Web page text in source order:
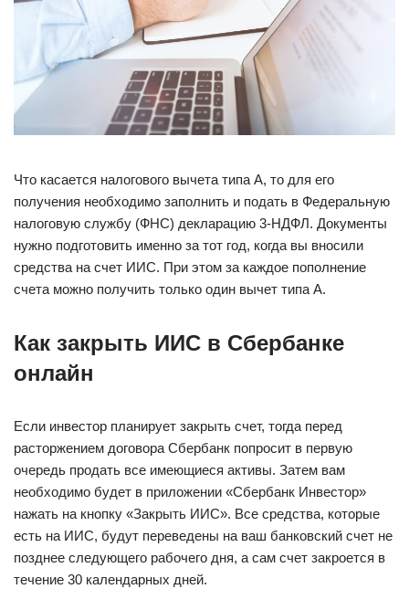
Что касается налогового вычета типа А, то для его
получения необходимо заполнить и подать в Федеральную
налоговую службу (ФНС) декларацию 3-НДФЛ. Документы
нужно подготовить именно за тот год, когда вы вносили
средства на счет ИИС. При этом за каждое пополнение
счета можно получить только один вычет типа А.
Как закрыть ИИС в Сбербанке
онлайн
Если инвестор планирует закрыть счет, тогда перед
расторжением договора Сбербанк попросит в первую
очередь продать все имеющиеся активы. Затем вам
необходимо будет в приложении «Сбербанк Инвестор»
нажать на кнопку «Закрыть ИИС». Все средства, которые
есть на ИИС, будут переведены на ваш банковский счет не
позднее следующего рабочего дня, а сам счет закроется в
течение 30 календарных дней.